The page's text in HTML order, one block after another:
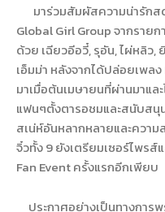
มาร่วมสัมผัสความน่ารักสด
Global Girl Group จากราย
ด้วย เฉียวอีอวี๋, รุอัน, ไผ่หลิว,
เอ็มม่า หลังจากได้ปล่อยเพล
มาเมื่อต้นเมษายนที่ผ่านมาแ
แฟนๆตั้งตารอชมและสนับสนุ
สเน่ห์อันหลากหลายและควา
จิ๋วทั้ง 9 ยังเตรียมเซอร์ไพรส์
Fan Event ครั้งแรกอีกเพียบ
ประกาศอย่างเป็นทางการ